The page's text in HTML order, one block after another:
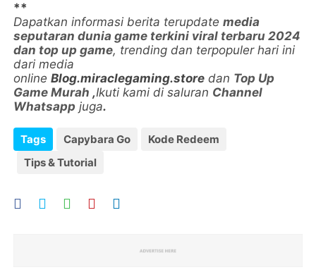
**
Dapatkan informasi berita terupdatemedia
seputaran dunia game terkini viral terbaru 2024
dan top up game, trending dan terpopuler hari ini
dari media
onlineBlog.miraclegaming.store dan Top Up
Game Murah ,Ikuti kami di saluran Channel
Whatsapp juga.
Tags Capybara Go
Kode Redeem
Tips & Tutorial